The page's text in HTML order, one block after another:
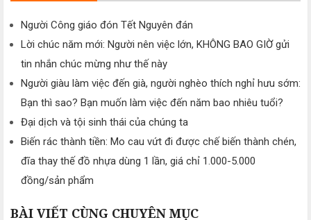
Người Công giáo đón Tết Nguyên đán
Lời chúc năm mới: Người nên việc lớn, KHÔNG BAO GIỜ gửi
tin nhắn chúc mừng như thế này
Người giàu làm việc đến già, người nghèo thích nghỉ hưu sớm:
Bạn thì sao? Bạn muốn làm việc đến năm bao nhiêu tuổi?
Đại dịch và tội sinh thái của chúng ta
Biến rác thành tiền: Mo cau vứt đi được chế biến thành chén,
đĩa thay thế đồ nhựa dùng 1 lần, giá chỉ 1.000-5.000
đồng/sản phẩm
BÀI VIẾT CÙNG CHUYÊN MỤC